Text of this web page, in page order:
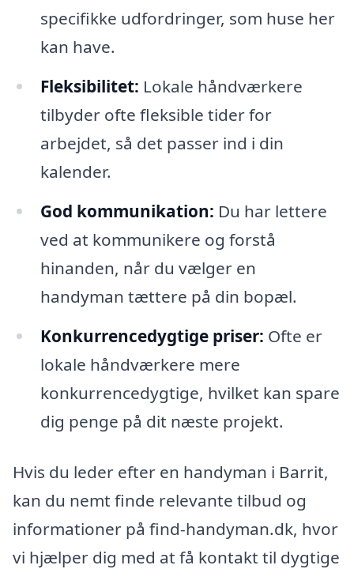
specifikke udfordringer, som huse her
kan have.
Fleksibilitet: Lokale håndværkere
tilbyder ofte fleksible tider for
arbejdet, så det passer ind i din
kalender.
God kommunikation: Du har lettere
ved at kommunikere og forstå
hinanden, når du vælger en
handyman tættere på din bopæl.
Konkurrencedygtige priser: Ofte er
lokale håndværkere mere
konkurrencedygtige, hvilket kan spare
dig penge på dit næste projekt.
Hvis du leder efter en handyman i Barrit,
kan du nemt finde relevante tilbud og
informationer på find-handyman.dk, hvor
vi hjælper dig med at få kontakt til dygtige